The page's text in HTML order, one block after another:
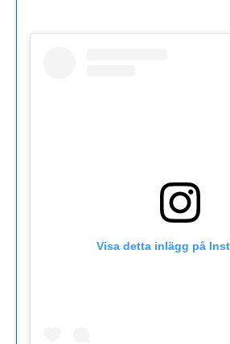
Visa detta inlägg på